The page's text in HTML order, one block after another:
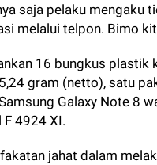
saja pelaku mengaku
melalui telpon. Bimo
16 bungkus
gram (netto), satu
Galaxy Note 8
F 4924 XI.
jahat dalam